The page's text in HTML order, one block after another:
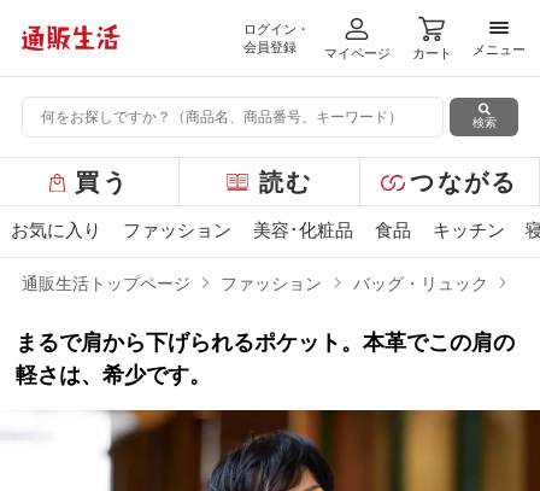
ログイン・
会員登録
マイページ カート
メニ
メニュー
検索
ー
バ
ー
買う 読む つながる
お気に入り ファッション 美容･化粧品 食品 キッチン
通販生活トップページ ファッション バッグ・リュック
まるで肩から下げられるポケット。本革でこの肩の
軽さは、希少です。